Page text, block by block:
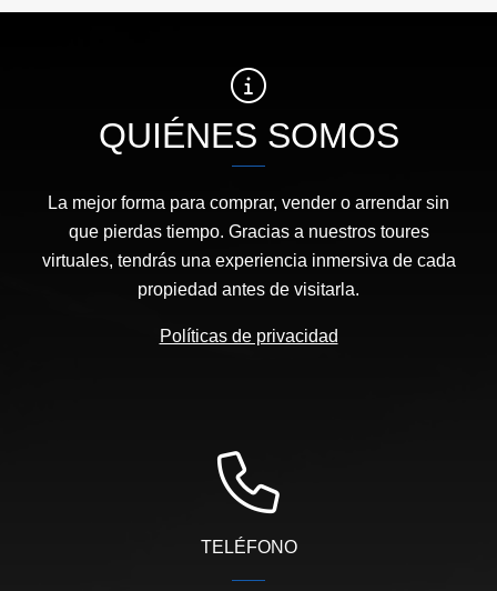
QUIÉNES SOMOS
La mejor forma para comprar, vender o arrendar sin
que pierdas tiempo. Gracias a nuestros toures
virtuales, tendrás una experiencia inmersiva de cada
propiedad antes de visitarla.
Políticas de privacidad
TELÉFONO